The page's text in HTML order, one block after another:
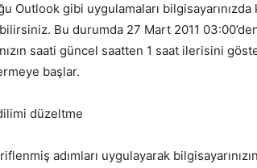
Outlook gibi uygulamaları bilgisayarınızda
Bu durumda 27 Mart 2011
saati güncel saatten 1 saat ilerisini
başlar.
düzeltme
adımları uygulayarak